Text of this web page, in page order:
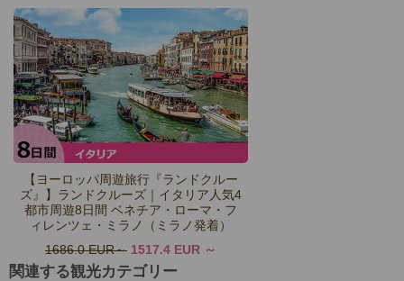
【ヨーロッパ周遊旅行『ランドクルー
ズ』】ランドクルーズ｜イタリア人気4
都市周遊8日間 ベネチア・ローマ・フ
ィレンツェ・ミラノ（ミラノ発着）
1686.0 EUR
1517.4 EUR
関連する観光カテゴリー